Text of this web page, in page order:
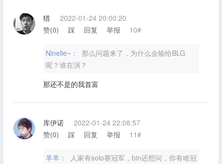
猎
2022-01-24 20:00:20
赞(0) 踩 回复 举报 10#
Ninelie~：
那么问题来了，为什么会输给BLG
呢？谁在演？
那还不是的我首富
库伊诺
2022-01-24 22:08:57
赞(0) 踩 回复 举报 11#
芈芈：
人家有solo赛冠军，bin还想问，你有啥冠